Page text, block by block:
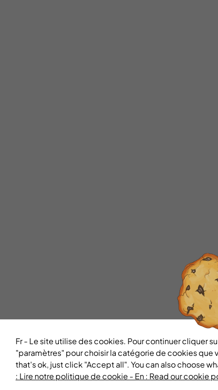
Fr - Le site utilise des cookies. Pour continuer cliquer
"paramètres" pour choisir la catégorie de cookies que
that's ok, just click "Accept all". You can also choose
: Lire notre politique de cookie - En : Read our cookie